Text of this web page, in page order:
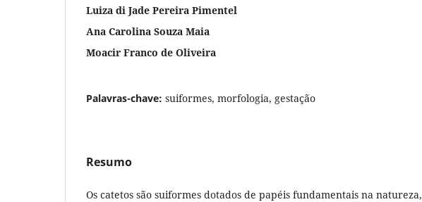
Luiza di Jade Pereira Pimentel
Ana Carolina Souza Maia
Moacir Franco de Oliveira
Palavras-chave: suiformes, morfologia, gestação
Resumo
Os catetos são suiformes dotados de papéis fundamentais na natureza,